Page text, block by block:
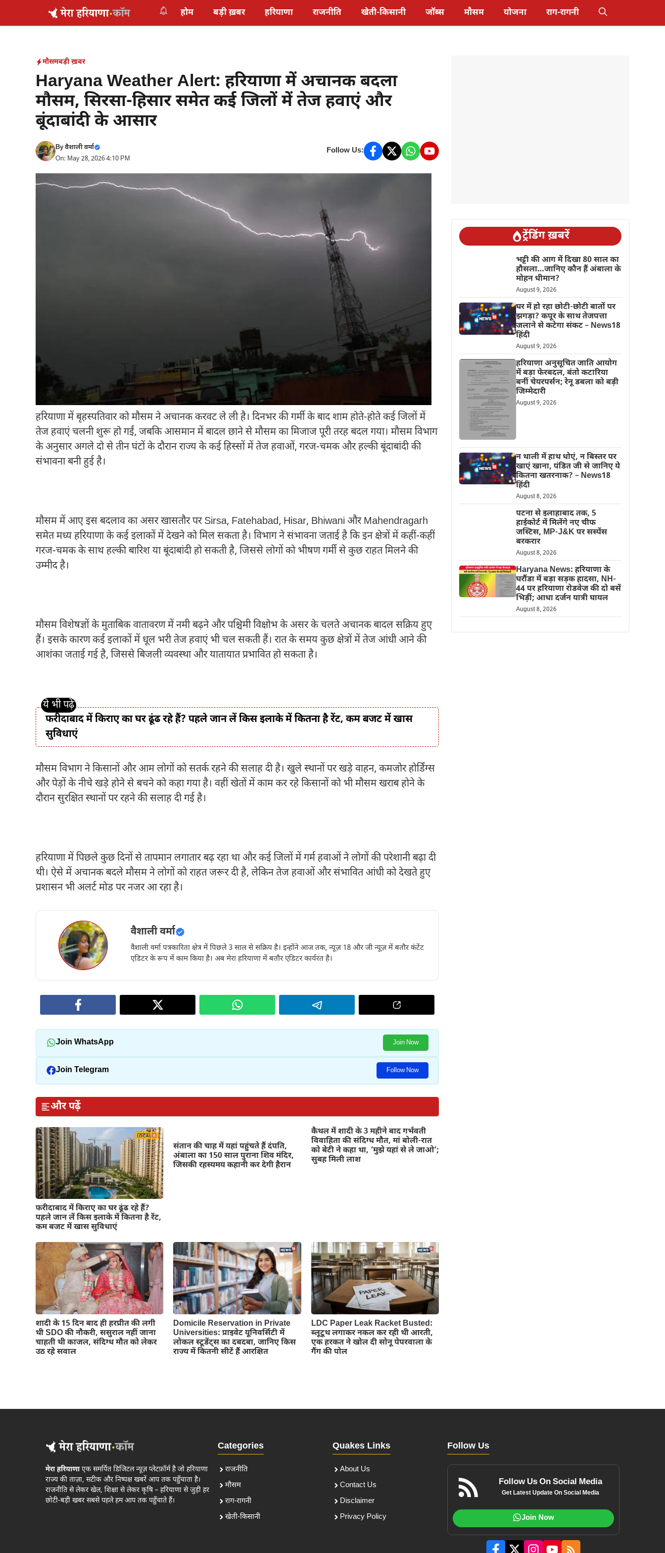
होम बड़ी ख़बर हरियाणा राजनीति खेती-किसानी जॉब्स मौसम योजना राग-रागनी
मौसमबड़ी ख़बर
Haryana Weather Alert: हरियाणा में अचानक बदला
मौसम, सिरसा-हिसार समेत कई जिलों में तेज हवाएं और
बूंदाबांदी के आसार
Byवैशाली वर्मा
On: May 28, 2026 4:10 PM
Follow Us:
हरियाणा में बृहस्पतिवार को मौसम ने अचानक करवट ले ली है। दिनभर की गर्मी के बाद शाम होते-होते कई जिलों में
तेज हवाएं चलनी शुरू हो गईं, जबकि आसमान में बादल छाने से मौसम का मिजाज पूरी तरह बदल गया। मौसम विभाग
के अनुसार अगले दो से तीन घंटों के दौरान राज्य के कई हिस्सों में तेज हवाओं, गरज-चमक और हल्की बूंदाबांदी की
संभावना बनी हुई है।
मौसम में आए इस बदलाव का असर खासतौर पर Sirsa, Fatehabad, Hisar, Bhiwani और Mahendragarh
समेत मध्य हरियाणा के कई इलाकों में देखने को मिल सकता है। विभाग ने संभावना जताई है कि इन क्षेत्रों में कहीं-कहीं
गरज-चमक के साथ हल्की बारिश या बूंदाबांदी हो सकती है, जिससे लोगों को भीषण गर्मी से कुछ राहत मिलने की
उम्मीद है।
मौसम विशेषज्ञों के मुताबिक वातावरण में नमी बढ़ने और पश्चिमी विक्षोभ के असर के चलते अचानक बादल सक्रिय हुए
हैं। इसके कारण कई इलाकों में धूल भरी तेज हवाएं भी चल सकती हैं। रात के समय कुछ क्षेत्रों में तेज आंधी आने की
आशंका जताई गई है, जिससे बिजली व्यवस्था और यातायात प्रभावित हो सकता है।
फरीदाबाद में किराए का घर ढूंढ रहे हैं? पहले जान लें किस इलाके में कितना है रेंट, कम बजट में खास
सुविधाएं
मौसम विभाग ने किसानों और आम लोगों को सतर्क रहने की सलाह दी है। खुले स्थानों पर खड़े वाहन, कमजोर होर्डिंग्स
और पेड़ों के नीचे खड़े होने से बचने को कहा गया है। वहीं खेतों में काम कर रहे किसानों को भी मौसम खराब होने के
दौरान सुरक्षित स्थानों पर रहने की सलाह दी गई है।
हरियाणा में पिछले कुछ दिनों से तापमान लगातार बढ़ रहा था और कई जिलों में गर्म हवाओं ने लोगों की परेशानी बढ़ा दी
थी। ऐसे में अचानक बदले मौसम ने लोगों को राहत जरूर दी है, लेकिन तेज हवाओं और संभावित आंधी को देखते हुए
प्रशासन भी अलर्ट मोड पर नजर आ रहा है।
वैशाली वर्मा
वैशाली वर्मा पत्रकारिता क्षेत्र में पिछले 3 साल से सक्रिय है। इन्होंने आज तक, न्यूज़ 18 और जी न्यूज़ में बतौर कंटेंट
एडिटर के रूप में काम किया है। अब मेरा हरियाणा में बतौर एडिटर कार्यरत है।
Join WhatsApp Join Now
Join Telegram Follow Now
और पढ़ें
फरीदाबाद में किराए का घर ढूंढ रहे हैं?
पहले जान लें किस इलाके में कितना है रेंट,
कम बजट में खास सुविधाएं
संतान की चाह में यहां पहुंचते हैं दंपति,
अंबाला का 150 साल पुराना शिव मंदिर,
जिसकी रहस्यमय कहानी कर देगी हैरान
कैथल में शादी के 3 महीने बाद गर्भवती
विवाहिता की संदिग्ध मौत, मां बोली-रात
को बेटी ने कहा था, ‘मुझे यहां से ले जाओ’;
सुबह मिली लाश
शादी के 15 दिन बाद ही हरप्रीत की लगी
थी SDO की नौकरी, ससुराल नहीं जाना
चाहती थी काजल, संदिग्ध मौत को लेकर
उठ रहे सवाल
Domicile Reservation in Private
Universities: प्राइवेट यूनिवर्सिटी में
लोकल स्टूडेंट्स का दबदबा, जानिए किस
राज्य में कितनी सीटें हैं आरक्षित
LDC Paper Leak Racket Busted:
ब्लूटूथ लगाकर नकल कर रही थी आरती,
एक हरकत ने खोल दी सोनू पेपरवाला के
गैंग की पोल
ट्रेंडिंग ख़बरें
भट्टी की आग में दिखा 80 साल का
हौसला…जानिए कौन हैं अंबाला के
मोहन धीमान?
August 9, 2026
घर में हो रहा छोटी-छोटी बातों पर
झगड़ा? कपूर के साथ तेजपत्ता
जलाने से कटेगा संकट – News18
हिंदी
August 9, 2026
हरियाणा अनुसूचित जाति आयोग
में बड़ा फेरबदल, बंतो कटारिया
बनीं चेयरपर्सन; रेनू डबला को बड़ी
जिम्मेदारी
August 9, 2026
न थाली में हाथ धोएं, न बिस्तर पर
खाएं खाना, पंडित जी से जानिए ये
कितना खतरनाक? – News18
हिंदी
August 8, 2026
पटना से इलाहाबाद तक, 5
हाईकोर्ट में मिलेंगे नए चीफ
जस्टिस, MP-J&K पर सस्पेंस
बरकरार
August 8, 2026
Haryana News: हरियाणा के
घरौंडा में बड़ा सड़क हादसा, NH-
44 पर हरियाणा रोडवेज की दो बसें
भिड़ीं; आधा दर्जन यात्री घायल
August 8, 2026
मेरा हरियाणाएक समर्पित डिजिटल न्यूज़ प्लेटफ़ॉर्म है जो हरियाणा
राज्य की ताज़ा, सटीक और निष्पक्ष खबरें आप तक पहुँचाता है।
राजनीति से लेकर खेल, शिक्षा से लेकर कृषि – हरियाणा से जुड़ी हर
छोटी-बड़ी खबर सबसे पहले हम आप तक पहुँचाते हैं।
Categories
राजनीति
मौसम
राग-रागनी
खेती-किसानी
Quakes Links
About Us
Contact Us
Disclaimer
Privacy Policy
Follow Us
Follow Us On Social Media
Get Latest Update On Social Media
Join Now